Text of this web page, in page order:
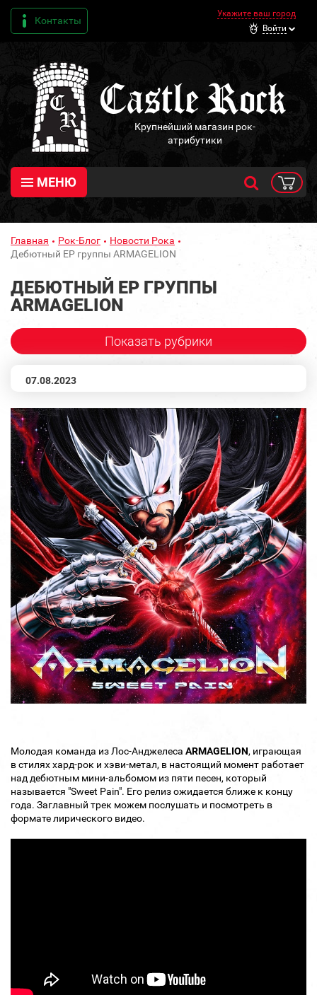
Контакты
Укажите ваш город
Войти
Крупнейший магазин рок-
атрибутики
МЕНЮ
Главная Рок-Блог
Новости Рока
Дебютный ЕР группы ARMAGELION
ДЕБЮТНЫЙ ЕР ГРУППЫ
ARMAGELION
Показать рубрики
07.08.2023
Молодая команда из Лос-Анджелеса ARMAGELION, играющая
в стилях хард-рок и хэви-метал, в настоящий момент работает
над дебютным мини-альбомом из пяти песен, который
называется "Sweet Pain". Его релиз ожидается ближе к концу
года. Заглавный трек можем послушать и посмотреть в
формате лирического видео.